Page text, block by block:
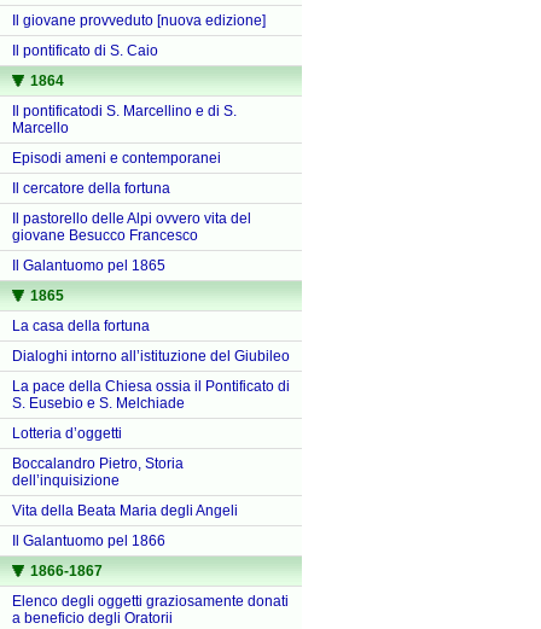
Il giovane provveduto [nuova edizione]
Il pontificato di S. Caio
1864
Il pontificatodi S. Marcellino e di S.
Marcello
Episodi ameni e contemporanei
Il cercatore della fortuna
Il pastorello delle Alpi ovvero vita del
giovane Besucco Francesco
Il Galantuomo pel 1865
1865
La casa della fortuna
Dialoghi intorno all’istituzione del Giubileo
La pace della Chiesa ossia il Pontificato di
S. Eusebio e S. Melchiade
Lotteria d’oggetti
Boccalandro Pietro, Storia
dell’inquisizione
Vita della Beata Maria degli Angeli
Il Galantuomo pel 1866
1866-1867
Elenco degli oggetti graziosamente donati
a beneficio degli Oratorii